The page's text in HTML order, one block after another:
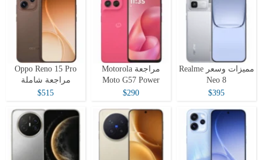
مميزات وسعر Realme
Neo 8
$395
مراجعة Motorola
Moto G57 Power
$290
Oppo Reno 15 Pro
مراجعة شاملة
$515